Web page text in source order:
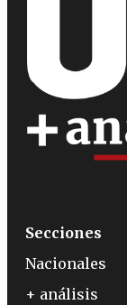
Secciones
Nacionales
+ análisis